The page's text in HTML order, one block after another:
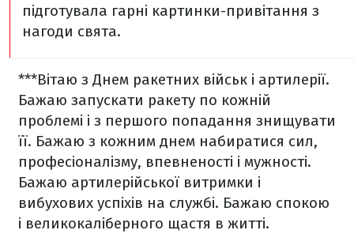
підготувала гарні картинки-привітання з
нагоди свята.
***Вітаю з Днем ракетних військ і артилерії.
Бажаю запускати ракету по кожній
проблемі і з першого попадання знищувати
її. Бажаю з кожним днем набиратися сил,
професіоналізму, впевненості і мужності.
Бажаю артилерійської витримки і
вибухових успіхів на службі. Бажаю спокою
і великокаліберного щастя в житті.